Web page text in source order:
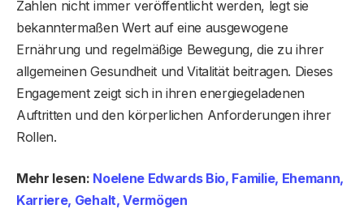
Zahlen nicht immer veröffentlicht werden, legt sie
bekanntermaßen Wert auf eine ausgewogene
Ernährung und regelmäßige Bewegung, die zu ihrer
allgemeinen Gesundheit und Vitalität beitragen. Dieses
Engagement zeigt sich in ihren energiegeladenen
Auftritten und den körperlichen Anforderungen ihrer
Rollen.
Mehr lesen: Noelene Edwards Bio, Familie, Ehemann,
Karriere, Gehalt, Vermögen